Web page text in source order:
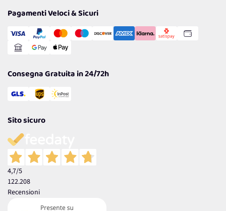
Cookie Policy
Gestisci Cookie
Reso Facile e Veloce
Pagamenti Veloci & Sicuri
Consegna Gratuita in 24/72h
Sito sicuro
4,7/5
122.208
Recensioni